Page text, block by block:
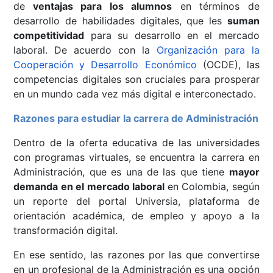
de ventajas para los alumnos en términos de
desarrollo de habilidades digitales, que les suman
competitividad para su desarrollo en el mercado
laboral. De acuerdo con la Organización para la
Cooperación y Desarrollo Económico (OCDE), las
competencias digitales son cruciales para prosperar
en un mundo cada vez más digital e interconectado.
Razones para estudiar la carrera de Administración
Dentro de la oferta educativa de las universidades
con programas virtuales, se encuentra la carrera en
Administración, que es una de las que tiene mayor
demanda en el mercado laboral en Colombia, según
un reporte del portal Universia, plataforma de
orientación académica, de empleo y apoyo a la
transformación digital.
En ese sentido, las razones por las que convertirse
en un profesional de la Administración es una opción